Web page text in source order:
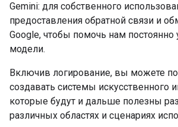
Gemini: для собственного
предоставления обратной связи и
Google, чтобы помочь нам
модели.
Включив логирование, вы можете
создавать системы искусственного
которые будут и дальше полезны
различных областях и сценариях